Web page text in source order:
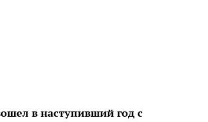
в наступивший год с